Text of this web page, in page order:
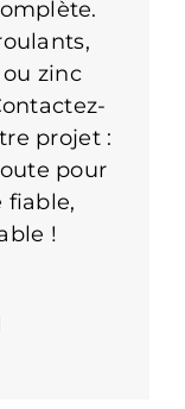
zinc
projet :
pour
fiable,
!